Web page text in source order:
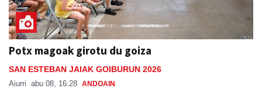
Potx magoak girotu du goiza
SAN ESTEBAN JAIAK GOIBURUN 2026
Aiurri abu 08, 16:28 ANDOAIN